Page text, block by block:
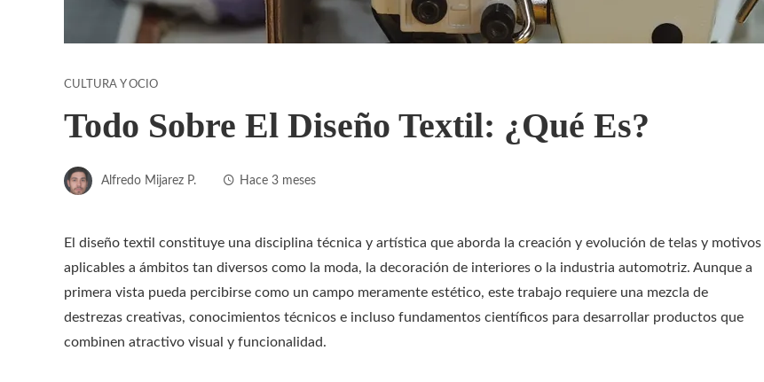
CULTURA Y OCIO
Todo Sobre El Diseño Textil: ¿qué Es?
Alfredo Mijarez P. Hace 3 meses
El diseño textil constituye una disciplina técnica y artística que aborda la creación y evolución de telas y motivos
aplicables a ámbitos tan diversos como la moda, la decoración de interiores o la industria automotriz. Aunque a
primera vista pueda percibirse como un campo meramente estético, este trabajo requiere una mezcla de
destrezas creativas, conocimientos técnicos e incluso fundamentos científicos para desarrollar productos que
combinen atractivo visual y funcionalidad.